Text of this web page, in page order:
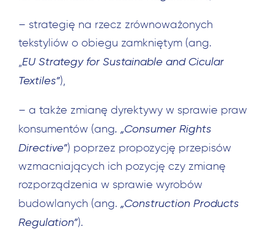
– strategię na rzecz zrównoważonych
tekstyliów o obiegu zamkniętym (ang.
„EU Strategy for Sustainable and Cicular
Textiles”),
– a także zmianę dyrektywy w sprawie praw
konsumentów (ang. „Consumer Rights
Directive”) poprzez propozycję przepisów
wzmacniających ich pozycję czy zmianę
rozporządzenia w sprawie wyrobów
budowlanych (ang. „Construction Products
Regulation”).